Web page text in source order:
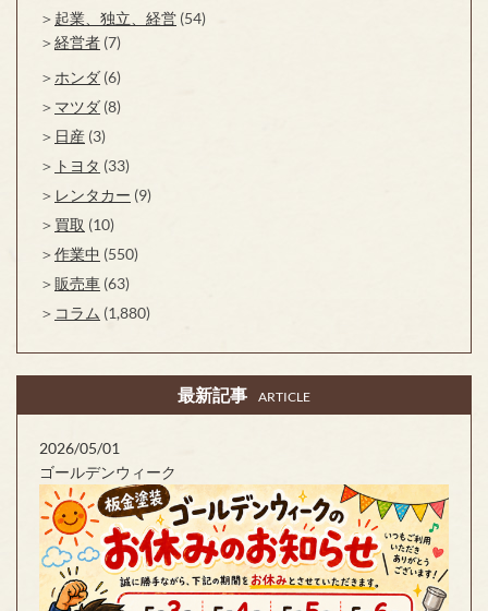
起業、独立、経営 (54)
経営者 (7)
ホンダ (6)
マツダ (8)
日産 (3)
トヨタ (33)
レンタカー (9)
買取 (10)
作業中 (550)
販売車 (63)
コラム (1,880)
最新記事 ARTICLE
2026/05/01
ゴールデンウィーク